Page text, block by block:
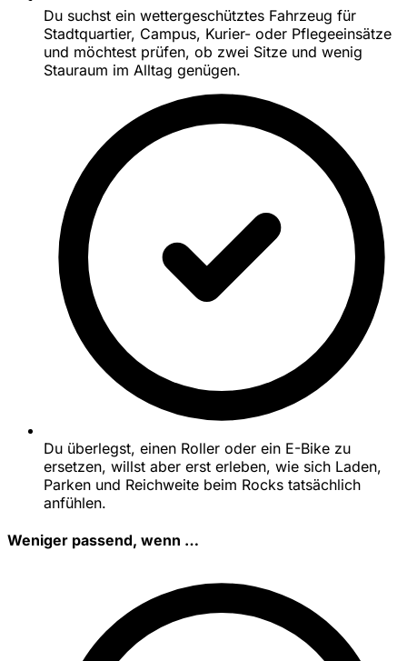
Du suchst ein wettergeschütztes Fahrzeug für
Stadtquartier, Campus, Kurier- oder Pflegeeinsätze
und möchtest prüfen, ob zwei Sitze und wenig
Stauraum im Alltag genügen.
Du überlegst, einen Roller oder ein E-Bike zu
ersetzen, willst aber erst erleben, wie sich Laden,
Parken und Reichweite beim Rocks tatsächlich
anfühlen.
Weniger passend, wenn …